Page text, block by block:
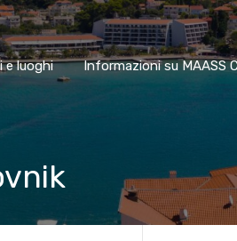
e luoghi Informazioni su
e luoghi Informazioni su MAASS